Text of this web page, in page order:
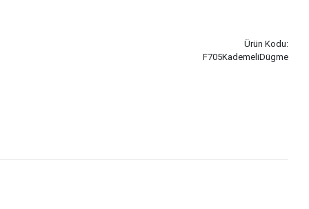
Ürün Kodu:
F705KademeliDügme